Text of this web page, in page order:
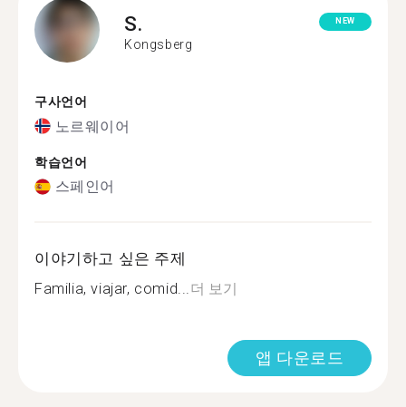
S.
Kongsberg
NEW
구사언어
노르웨이어
학습언어
스페인어
이야기하고 싶은 주제
Familia, viajar, comid...더 보기
앱 다운로드